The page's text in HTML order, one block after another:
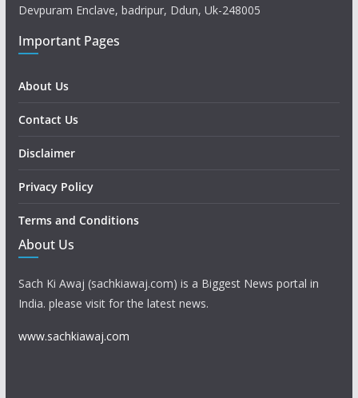
Devpuram Enclave, badripur, Ddun, Uk-248005
Important Pages
About Us
Contact Us
Disclaimer
Privacy Policy
Terms and Conditions
About Us
Sach Ki Awaj (sachkiawaj.com) is a Biggest News portal in
India. please visit for the latest news.
www.sachkiawaj.com